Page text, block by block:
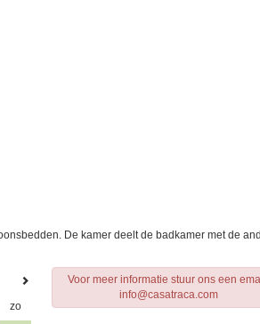
De kamer deelt de badkamer met de
zo
Voor meer informatie stuur ons een
info@casatraca.com